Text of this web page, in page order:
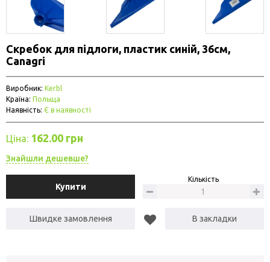
Скребок для підлоги, пластик синій, 36см,
Canagri
Виробник: Kerbl
Країна: Польща
Наявність: Є в наявності
Ціна: 162.00 грн
Знайшли дешевше?
Купити
Кількість
Швидке замовлення В закладки